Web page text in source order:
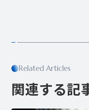
Related Articles
関連する記